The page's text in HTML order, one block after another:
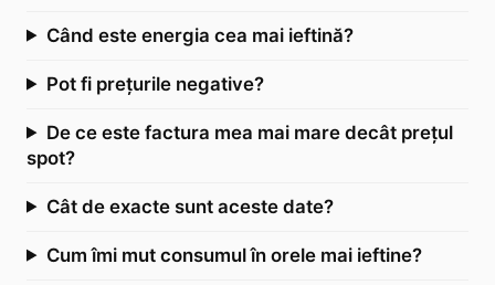
Când este energia cea mai ieftină?
Pot fi prețurile negative?
De ce este factura mea mai mare decât prețul
spot?
Cât de exacte sunt aceste date?
Cum îmi mut consumul în orele mai ieftine?